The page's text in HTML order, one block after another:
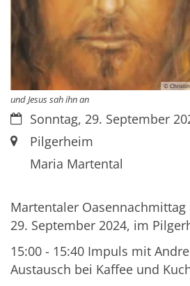
©
und Jesus sah ihn an
Datum:Sonntag, 29. September
Ort:Pilgerheim
Maria Martental
Martentaler Oasennachmittag
29. September 2024, im
15:00 - 15:40 Impuls mit
Austausch bei Kaffee und